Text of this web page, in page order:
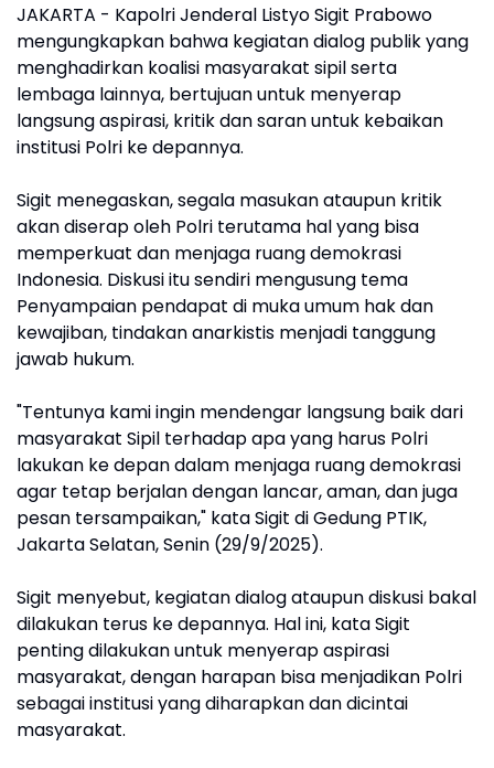
JAKARTA - Kapolri Jenderal Listyo Sigit Prabowo
mengungkapkan bahwa kegiatan dialog publik yang
menghadirkan koalisi masyarakat sipil serta
lembaga lainnya, bertujuan untuk menyerap
langsung aspirasi, kritik dan saran untuk kebaikan
institusi Polri ke depannya.
Sigit menegaskan, segala masukan ataupun kritik
akan diserap oleh Polri terutama hal yang bisa
memperkuat dan menjaga ruang demokrasi
Indonesia. Diskusi itu sendiri mengusung tema
Penyampaian pendapat di muka umum hak dan
kewajiban, tindakan anarkistis menjadi tanggung
jawab hukum.
"Tentunya kami ingin mendengar langsung baik dari
masyarakat Sipil terhadap apa yang harus Polri
lakukan ke depan dalam menjaga ruang demokrasi
agar tetap berjalan dengan lancar, aman, dan juga
pesan tersampaikan," kata Sigit di Gedung PTIK,
Jakarta Selatan, Senin (29/9/2025).
Sigit menyebut, kegiatan dialog ataupun diskusi bakal
dilakukan terus ke depannya. Hal ini, kata Sigit
penting dilakukan untuk menyerap aspirasi
masyarakat, dengan harapan bisa menjadikan Polri
sebagai institusi yang diharapkan dan dicintai
masyarakat.